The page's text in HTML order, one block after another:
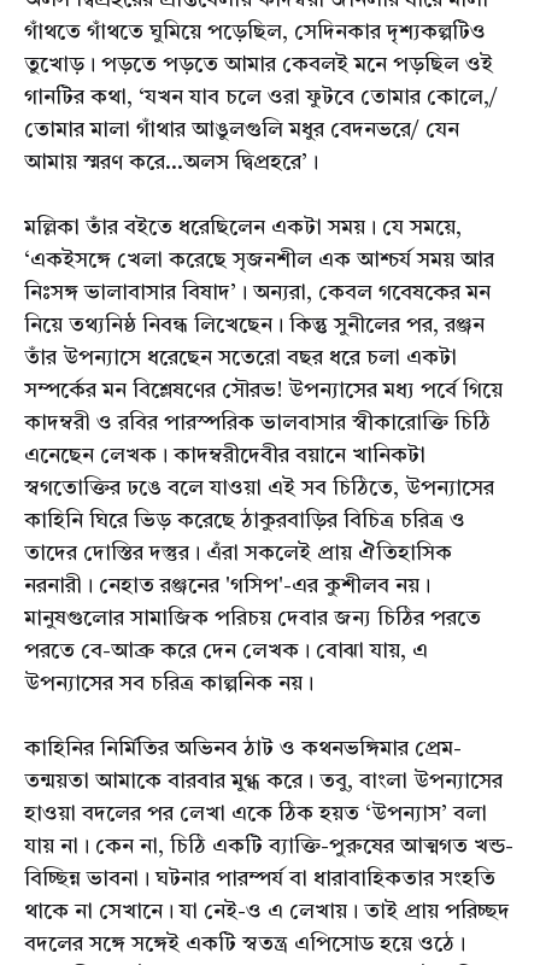
গাঁথতে গাঁথতে ঘুমিয়ে পড়েছিল, সেদিনকার দৃশ্যকল্পটিও
তুখোড়। পড়তে পড়তে আমার কেবলই মনে পড়ছিল ওই
গানটির কথা, ‘যখন যাব চলে ওরা ফুটবে তোমার কোলে,/
তোমার মালা গাঁথার আঙুলগুলি মধুর বেদনভরে/ যেন
আমায় স্মরণ করে...অলস দ্বিপ্রহরে’।
মল্লিকা তাঁর বইতে ধরেছিলেন একটা সময়। যে সময়ে,
‘একইসঙ্গে খেলা করেছে সৃজনশীল এক আশ্চর্য সময় আর
নিঃসঙ্গ ভালাবাসার বিষাদ’। অন্যরা, কেবল গবেষকের মন
নিয়ে তথ্যনিষ্ঠ নিবন্ধ লিখেছেন। কিন্তু সুনীলের পর, রঞ্জন
তাঁর উপন্যাসে ধরেছেন সতেরো বছর ধরে চলা একটা
সম্পর্কের মন বিশ্লেষণের সৌরভ! উপন্যাসের মধ্য পর্বে গিয়ে
কাদম্বরী ও রবির পারস্পরিক ভালবাসার স্বীকারোক্তি চিঠি
এনেছেন লেখক। কাদম্বরীদেবীর বয়ানে খানিকটা
স্বগতোক্তির ঢঙে বলে যাওয়া এই সব চিঠিতে, উপন্যাসের
কাহিনি ঘিরে ভিড় করেছে ঠাকুরবাড়ির বিচিত্র চরিত্র ও
তাদের দোস্তির দস্তুর। এঁরা সকলেই প্রায় ঐতিহাসিক
নরনারী। নেহাত রঞ্জনের 'গসিপ'-এর কুশীলব নয়।
মানুষগুলোর সামাজিক পরিচয় দেবার জন্য চিঠির পরতে
পরতে বে-আব্রু করে দেন লেখক। বোঝা যায়, এ
উপন্যাসের সব চরিত্র কাল্পনিক নয়।
কাহিনির নির্মিতির অভিনব ঠাট ও কথনভঙ্গিমার প্রেম-
তন্ময়তা আমাকে বারবার মুগ্ধ করে। তবু, বাংলা উপন্যাসের
হাওয়া বদলের পর লেখা একে ঠিক হয়ত ‘উপন্যাস’ বলা
যায় না। কেন না, চিঠি একটি ব্যাক্তি-পুরুষের আত্মগত খন্ড-
বিচ্ছিন্ন ভাবনা। ঘটনার পারম্পর্য বা ধারাবাহিকতার সংহতি
থাকে না সেখানে। যা নেই-ও এ লেখায়। তাই প্রায় পরিচ্ছদ
বদলের সঙ্গে সঙ্গেই একটি স্বতন্ত্র এপিসোড হয়ে ওঠে।